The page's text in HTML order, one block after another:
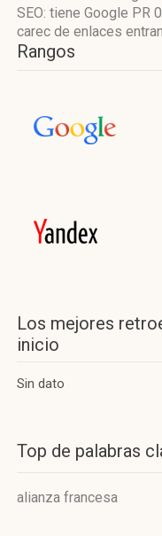
SEO: tiene Google PR
carec de enlaces
Rangos
Los mejores
inicio
Sin dato
Top de palabras
alianza francesa